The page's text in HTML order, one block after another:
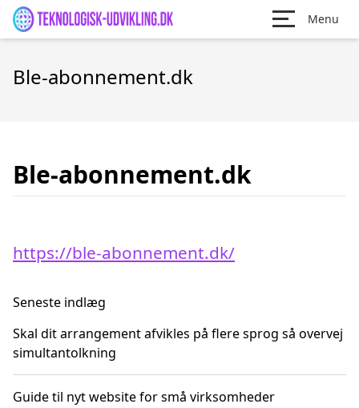
Menu
Ble-abonnement.dk
Ble-abonnement.dk
https://ble-abonnement.dk/
Seneste indlæg
Skal dit arrangement afvikles på flere sprog så overvej
simultantolkning
Guide til nyt website for små virksomheder